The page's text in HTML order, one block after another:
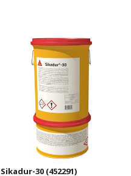
Sikadur-30 (452291)